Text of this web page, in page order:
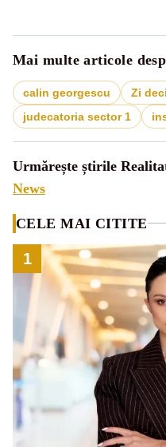
Mai multe articole
calin georgescu Zi
judecatoria sector 1
Urmărește știrile
News
CELE MAI CITITE
1